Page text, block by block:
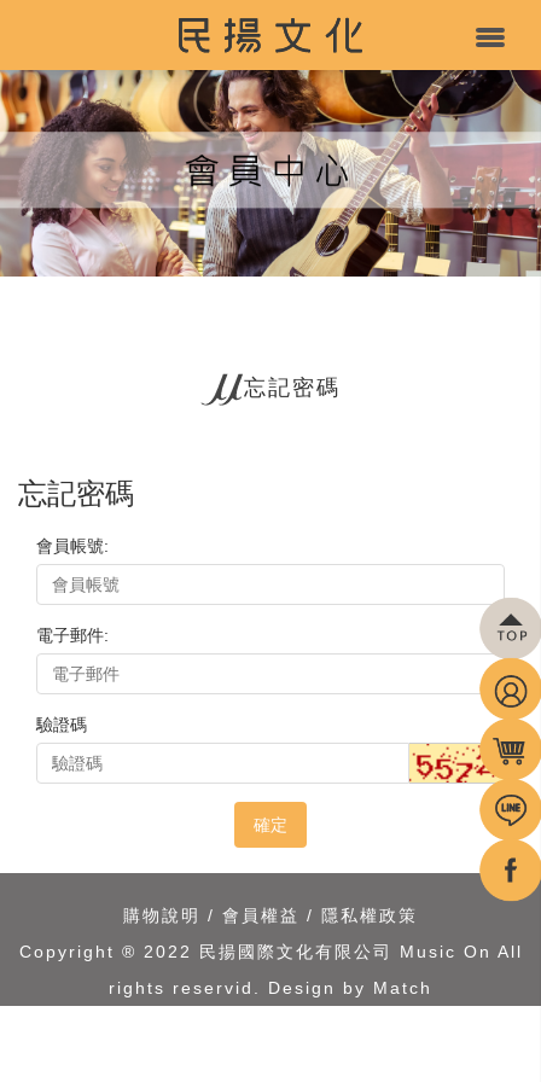
忘記密碼
忘記密碼
會員帳號:
電子郵件:
驗證碼
確定
購物說明 / 會員權益 /
隱私權政策
Copyright ® 2022 民揚國際文化有限公司 Music On All
rights reservid. Design by Match